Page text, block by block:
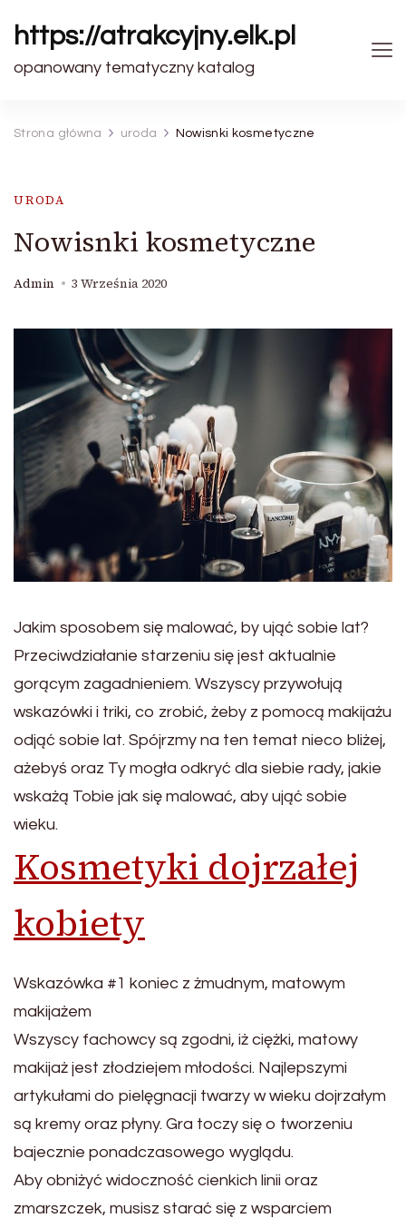
https://atrakcyjny.elk.pl
opanowany tematyczny katalog
Strona główna uroda Nowisnki kosmetyczne
URODA
Nowisnki kosmetyczne
Admin 3 Września 2020
Jakim sposobem się malować, by ująć sobie lat?
Przeciwdziałanie starzeniu się jest aktualnie
gorącym zagadnieniem. Wszyscy przywołują
wskazówki i triki, co zrobić, żeby z pomocą makijażu
odjąć sobie lat. Spójrzmy na ten temat nieco bliżej,
ażebyś oraz Ty mogła odkryć dla siebie rady, jakie
wskażą Tobie jak się malować, aby ująć sobie
wieku.
Kosmetyki dojrzałej
kobiety
Wskazówka #1 koniec z żmudnym, matowym
makijażem
Wszyscy fachowcy są zgodni, iż ciężki, matowy
makijaż jest złodziejem młodości. Najlepszymi
artykułami do pielęgnacji twarzy w wieku dojrzałym
są kremy oraz płyny. Gra toczy się o tworzeniu
bajecznie ponadczasowego wyglądu.
Aby obniżyć widoczność cienkich linii oraz
zmarszczek, musisz starać się z wsparciem